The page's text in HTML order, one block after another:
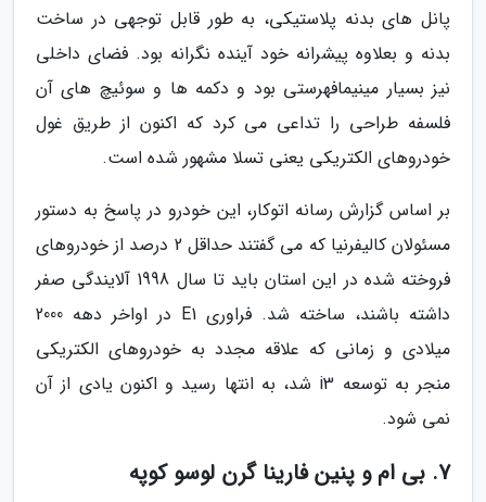
پانل های بدنه پلاستیکی، به طور قابل توجهی در ساخت
بدنه و بعلاوه پیشرانه خود آینده نگرانه بود. فضای داخلی
نیز بسیار مینیمافهرستی بود و دکمه ها و سوئیچ های آن
فلسفه طراحی را تداعی می کرد که اکنون از طریق غول
خودروهای الکتریکی یعنی تسلا مشهور شده است.
بر اساس گزارش رسانه اتوکار، این خودرو در پاسخ به دستور
مسئولان کالیفرنیا که می گفتند حداقل 2 درصد از خودروهای
فروخته شده در این استان باید تا سال 1998 آلایندگی صفر
داشته باشند، ساخته شد. فراوری E1 در اواخر دهه 2000
میلادی و زمانی که علاقه مجدد به خودروهای الکتریکی
منجر به توسعه i3 شد، به انتها رسید و اکنون یادی از آن
نمی شود.
7. بی ام و پنین فارینا گرن لوسو کوپه